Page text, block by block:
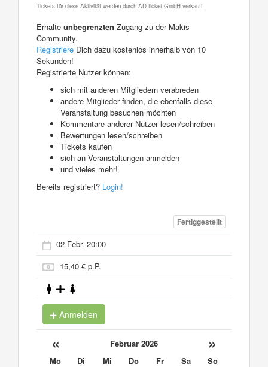
Tickets für diese Aktivität werden durch AD ticket GmbH verkauft.
Erhalte unbegrenzten Zugang zu der Makis
Community.
Registriere Dich dazu kostenlos innerhalb von 10
Sekunden!
Registrierte Nutzer können:
sich mit anderen Mitgliedern verabreden
andere Mitglieder finden, die ebenfalls diese
Veranstaltung besuchen möchten
Kommentare anderer Nutzer lesen/schreiben
Bewertungen lesen/schreiben
Tickets kaufen
sich an Veranstaltungen anmelden
und vieles mehr!
Bereits registriert? Login!
Fertiggestellt
02 Febr. 20:00
15,40 € p.P.
Anmelden
« Februar 2026 »
Mo Di Mi Do Fr Sa
So